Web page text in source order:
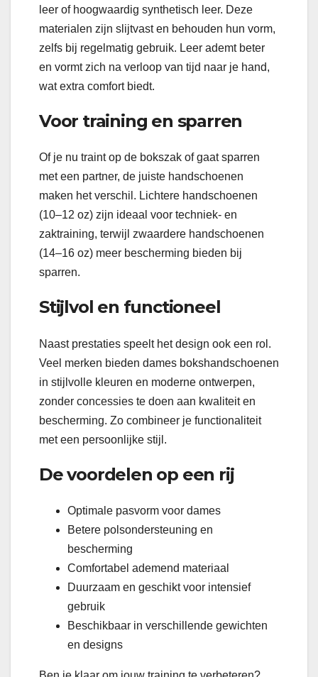
leer of hoogwaardig synthetisch leer. Deze
materialen zijn slijtvast en behouden hun vorm,
zelfs bij regelmatig gebruik. Leer ademt beter
en vormt zich na verloop van tijd naar je hand,
wat extra comfort biedt.
Voor training en sparren
Of je nu traint op de bokszak of gaat sparren
met een partner, de juiste handschoenen
maken het verschil. Lichtere handschoenen
(10–12 oz) zijn ideaal voor techniek- en
zaktraining, terwijl zwaardere handschoenen
(14–16 oz) meer bescherming bieden bij
sparren.
Stijlvol en functioneel
Naast prestaties speelt het design ook een rol.
Veel merken bieden dames bokshandschoenen
in stijlvolle kleuren en moderne ontwerpen,
zonder concessies te doen aan kwaliteit en
bescherming. Zo combineer je functionaliteit
met een persoonlijke stijl.
De voordelen op een rij
Optimale pasvorm voor dames
Betere polsondersteuning en
bescherming
Comfortabel ademend materiaal
Duurzaam en geschikt voor intensief
gebruik
Beschikbaar in verschillende gewichten
en designs